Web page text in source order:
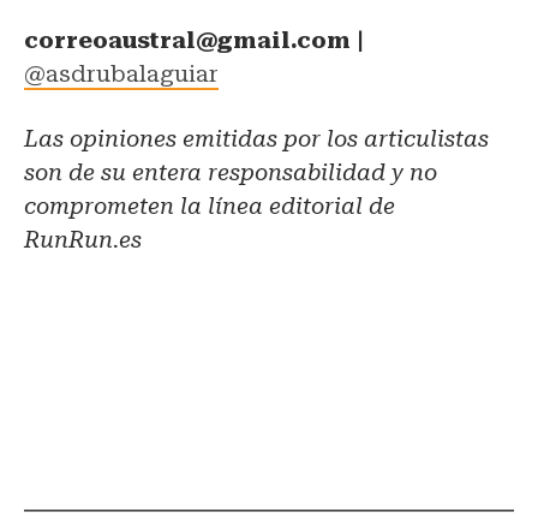
correoaustral@gmail.com |
@asdrubalaguiar
Las opiniones emitidas por los articulistas
son de su entera responsabilidad y no
comprometen la línea editorial de
RunRun.es